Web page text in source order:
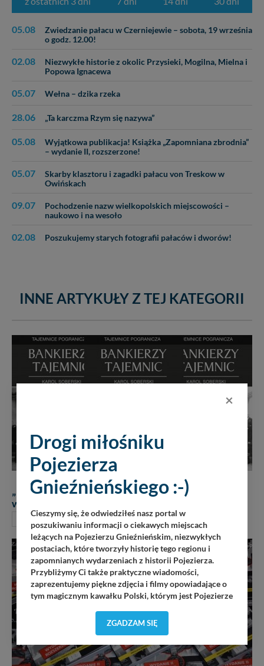
05.08
Zwiedzanie pałacu w Czerniejewie – sobota, 19 września
o godz. 12.00!
02.08
Niezwykłe historie z okolic Przysieki, Mogilna, Mielna i
Popowa Ignacewa
05.07 Wełna – dzika rzeka
28.06 „Ta karczma Rzym się nazywa”
05.08
Wyjątkowa publikacja! Książka „Zapomniana zbrodnia”
– wydanie II, rozszerzone!
05.07
Skarby klasztoru i zagadki pałacu von Treskow w
Owińskach
09.07
Pochodzenie nazw wielkopolskich miejscowości –
naukowo i na wesoło
02.08 Poszukujemy starych fotografii pałaców i dworów!
INNE ARTYKUŁY Z TEJ KATEGORII
„Bankierzy Tajemnic” – książka o nieznanych
wydarzeniach okresu międzywojennego!
KSIĄŻKI 5 sierpnia 2026
×
Drogi miłośniku
Pojezierza
Gnieźnieńskiego :-)
Cieszymy się, że odwiedziłeś nasz portal w
poszukiwaniu informacji o ciekawych miejscach
leżących na Pojezierzu Gnieźnieńskim, niezwykłych
postaciach, które tworzyły historię tego regionu i
zapomnianych wydarzeniach z historii Pojezierza.
Przybliżymy Ci także praktyczne wiadomości,
zaprezentujemy piękne zdjęcia i filmy opowiadające o
tym magicznym kawałku Polski, którym jest Pojezierze
Pojezierze Gnieźnieńskie odkrywać dla Ciebie na
składający się z pasjonatów, miłośników, czy wręcz
osób zakochanych w naszej„małej Ojczyźnie”każdego
ZGADZAM SIĘ